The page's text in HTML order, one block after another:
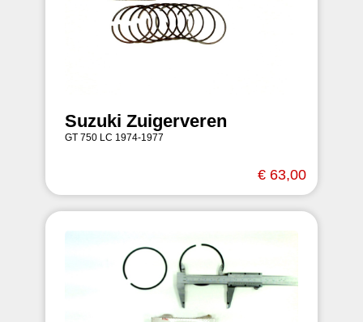
Suzuki Zuigerveren
GT 750 LC 1974-1977
€ 63,00